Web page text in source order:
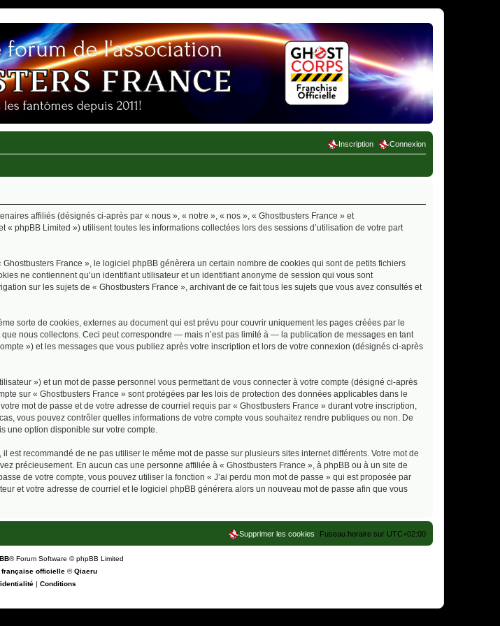
Connexion
Inscription
affiliés (désignés ci-après par « nous », « notre », « nos », « Ghostbusters France » et
phpBB Limited ») utilisent toutes les informations collectées lors des sessions d’utilisation de votre part
France », le logiciel phpBB génèrera un certain nombre de cookies qui sont de petits fichiers
ne contiennent qu’un identifiant utilisateur et un identifiant anonyme de session qui vous sont
sur les sujets de « Ghostbusters France », archivant de ce fait tous les sujets que vous avez consultés et
sorte de cookies, externes au document qui est prévu pour couvrir uniquement les pages créées par le
nous collectons. Ceci peut correspondre — mais n’est pas limité à — la publication de messages en tant
») et les messages que vous publiez après votre inscription et lors de votre connexion (désignés ci-après
») et un mot de passe personnel vous permettant de vous connecter à votre compte (désigné ci-après
sur « Ghostbusters France » sont protégées par les lois de protection des données applicables dans le
mot de passe et de votre adresse de courriel requis par « Ghostbusters France » durant votre inscription,
vous pouvez contrôler quelles informations de votre compte vous souhaitez rendre publiques ou non. De
une option disponible sur votre compte.
recommandé de ne pas utiliser le même mot de passe sur plusieurs sites internet différents. Votre mot de
précieusement. En aucun cas une personne affiliée à « Ghostbusters France », à phpBB ou à un site de
de votre compte, vous pouvez utiliser la fonction « J’ai perdu mon mot de passe » qui est proposée par
et votre adresse de courriel et le logiciel phpBB générera alors un nouveau mot de passe afin que vous
Fuseau horaire sur UTC+02:00
Supprimer les cookies
® Forum Software © phpBB Limited
française officielle©Qiaeru
| Conditions